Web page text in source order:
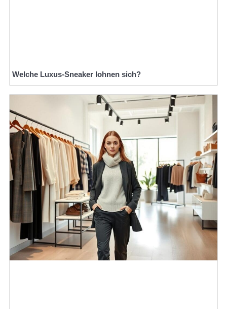
Welche Luxus-Sneaker lohnen sich?